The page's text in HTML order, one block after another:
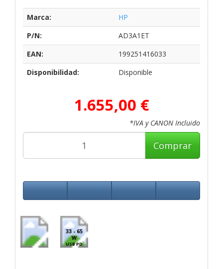
Marca:
HP
P/N:
AD3A1ET
EAN:
199251416033
Disponibilidad:
Disponible
1.655,00 €
*IVA y CANON Incluido
Comprar
33 - 65
W
USB PD